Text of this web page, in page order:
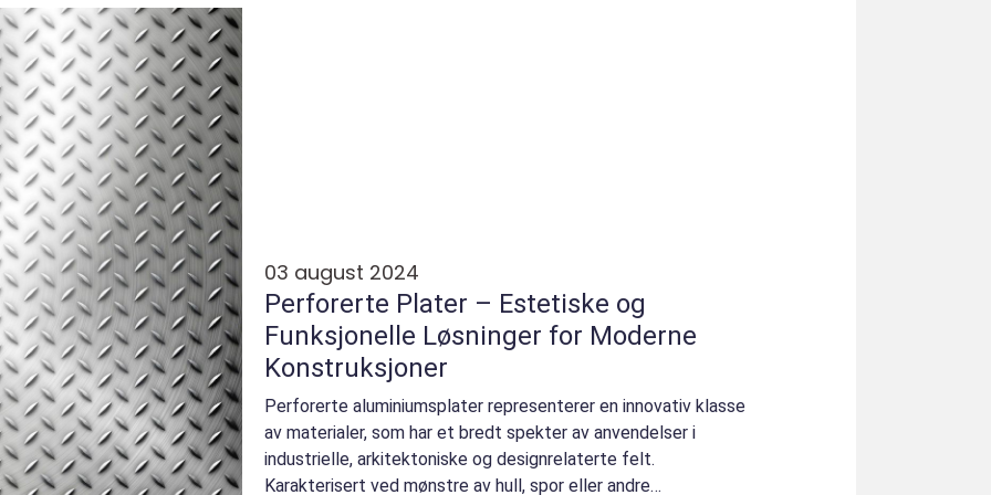
03 august 2024
Perforerte Plater – Estetiske og
Funksjonelle Løsninger for Moderne
Konstruksjoner
Perforerte aluminiumsplater representerer en innovativ klasse
av materialer, som har et bredt spekter av anvendelser i
industrielle, arkitektoniske og designrelaterte felt.
Karakterisert ved mønstre av hull, spor eller andre